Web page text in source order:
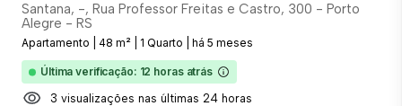
Santana, -, Rua Professor Freitas e Castro, 300 - Porto
Alegre - RS
Apartamento 48 m² 1 Quarto há 5 meses
Última verificação: 12 horas atrás
3 visualizações nas últimas 24 horas